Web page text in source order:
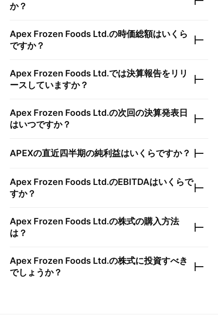
か？
Apex Frozen Foods Ltd.の時価総額はいくら
ですか？
Apex Frozen Foods Ltd.では決算報告をリリ
ースしていますか？
Apex Frozen Foods Ltd.の次回の決算発表日
はいつですか？
APEXの直近四半期の純利益はいくらですか？
Apex Frozen Foods Ltd.のEBITDAはいくらで
すか？
Apex Frozen Foods Ltd.の株式の購入方法
は？
Apex Frozen Foods Ltd.の株式に投資すべき
でしょうか？